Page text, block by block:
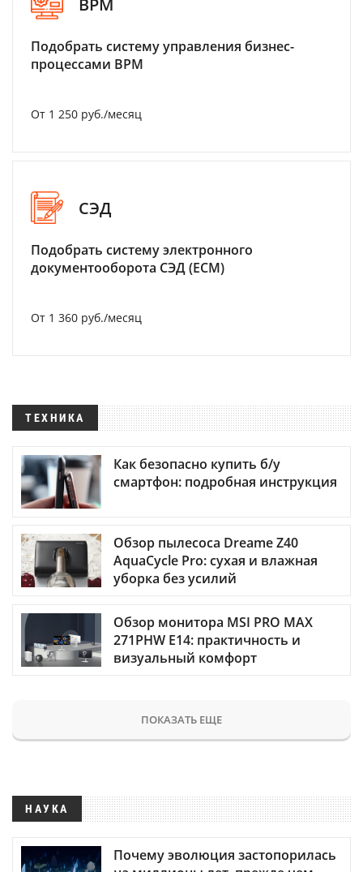
Подобрать систему управления бизнес-
процессами BPM
От 1 250 руб./месяц
СЭД
Подобрать систему электронного
документооборота СЭД (ECM)
От 1 360 руб./месяц
ТЕХНИКА
Как безопасно купить б/у
смартфон: подробная инструкция
Обзор пылесоса Dreame Z40
AquaCycle Pro: сухая и влажная
уборка без усилий
Обзор монитора MSI PRO MAX
271PHW E14: практичность и
визуальный комфорт
ПОКАЗАТЬ ЕЩЕ
НАУКА
Почему эволюция застопорилась